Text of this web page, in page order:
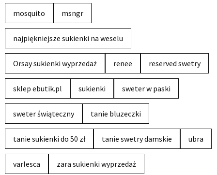
mosquito msngr
najpiękniejsze sukienki na weselu
Orsay sukienki wyprzedaż renee reserved swetry
sklep ebutik.pl sukienki sweter w paski
sweter świąteczny tanie bluzeczki
tanie sukienki do 50 zł tanie swetry damskie ubra
varlesca zara sukienki wyprzedaż